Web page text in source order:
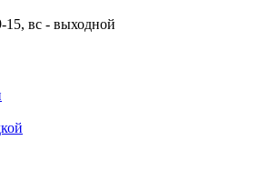
15, вс - выходной